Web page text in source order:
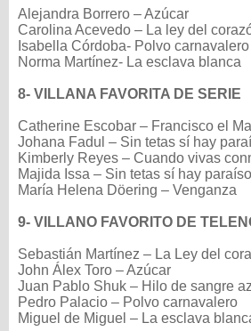
Alejandra Borrero – Azúcar
Carolina Acevedo – La ley del
Isabella Córdoba- Polvo carnavalero
Norma Martínez- La esclava blanca
8- VILLANA FAVORITA DE SERIE
Catherine Escobar – Francisco el
Johana Fadul – Sin tetas sí hay
Kimberly Reyes – Cuando vivas
Majida Issa – Sin tetas sí hay paraíso
María Helena Döering – Venganza
9- VILLANO FAVORITO DE
Sebastián Martínez – La Ley del
John Álex Toro – Azúcar
Juan Pablo Shuk – Hilo de sangre
Pedro Palacio – Polvo carnavalero
Miguel de Miguel – La esclava